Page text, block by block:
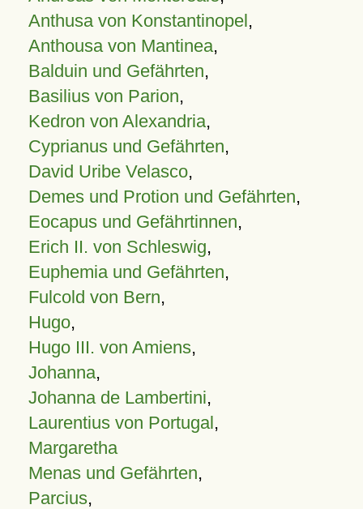
Anthusa von Konstantinopel,
Anthousa von Mantinea,
Balduin und Gefährten,
Basilius von Parion,
Kedron von Alexandria,
Cyprianus und Gefährten,
David Uribe Velasco,
Demes und Protion und Gefährten,
Eocapus und Gefährtinnen,
Erich II. von Schleswig,
Euphemia und Gefährten,
Fulcold von Bern,
Hugo,
Hugo III. von Amiens,
Johanna,
Johanna de Lambertini,
Laurentius von Portugal,
Margaretha
Menas und Gefährten,
Parcius,